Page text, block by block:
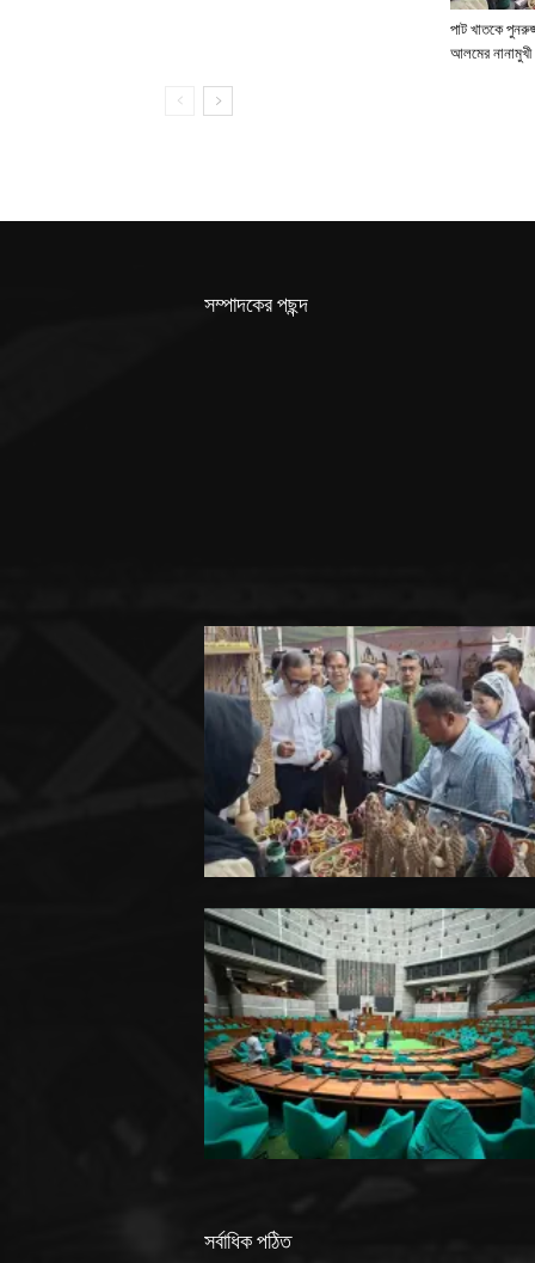
পাট খাতকে
আলমের নানামুখী
সম্পাদকের পছন্দ
সর্বাধিক পঠিত